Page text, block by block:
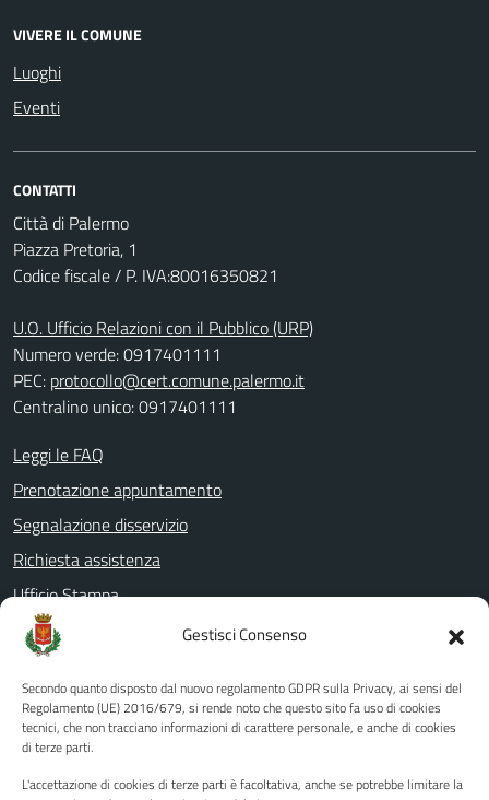
Gestisci Consenso
Secondo quanto disposto dal nuovo regolamento GDPR sulla Privacy, ai sensi del
Regolamento (UE) 2016/679, si rende noto che questo sito fa uso di cookies
tecnici, che non tracciano informazioni di carattere personale, e anche di cookies
di terze parti.
L'accettazione di cookies di terze parti è facoltativa, anche se potrebbe limitare la
VIVERE IL COMUNE
Luoghi
Eventi
CONTATTI
Città di Palermo
Piazza Pretoria, 1
Codice fiscale / P. IVA:80016350821
U.O. Ufficio Relazioni con il Pubblico (URP)
Numero verde: 0917401111
PEC: protocollo@cert.comune.palermo.it
Centralino unico: 0917401111
Leggi le FAQ
Prenotazione appuntamento
Segnalazione disservizio
Richiesta assistenza
Ufficio Stampa
Amministrazione Trasparente
Albo pretorio
Informativa privacy
Note legali